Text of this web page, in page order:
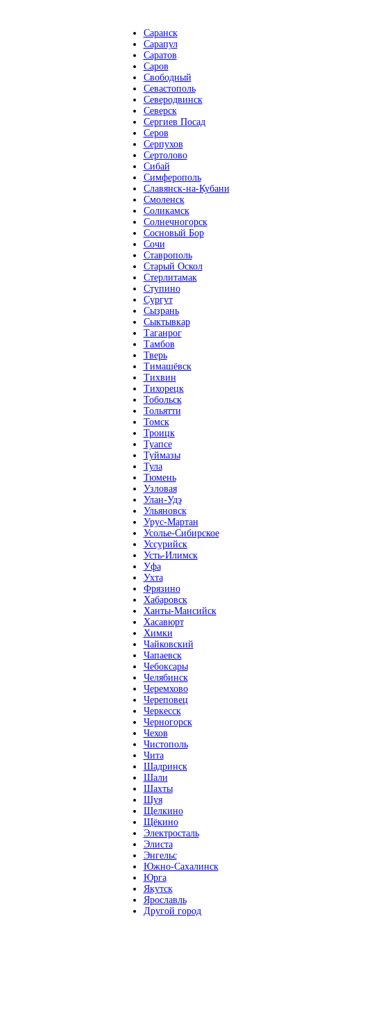
Саранск
Сарапул
Саратов
Саров
Свободный
Севастополь
Северодвинск
Северск
Сергиев Посад
Серов
Серпухов
Сертолово
Сибай
Симферополь
Славянск-на-Кубани
Смоленск
Соликамск
Солнечногорск
Сосновый Бор
Сочи
Ставрополь
Старый Оскол
Стерлитамак
Ступино
Сургут
Сызрань
Сыктывкар
Таганрог
Тамбов
Тверь
Тимашёвск
Тихвин
Тихорецк
Тобольск
Тольятти
Томск
Троицк
Туапсе
Туймазы
Тула
Тюмень
Узловая
Улан-Удэ
Ульяновск
Урус-Мартан
Усолье-Сибирское
Уссурийск
Усть-Илимск
Уфа
Ухта
Фрязино
Хабаровск
Ханты-Мансийск
Хасавюрт
Химки
Чайковский
Чапаевск
Чебоксары
Челябинск
Черемхово
Череповец
Черкесск
Черногорск
Чехов
Чистополь
Чита
Шадринск
Шали
Шахты
Шуя
Щелкино
Щёкино
Электросталь
Элиста
Энгельс
Южно-Сахалинск
Юрга
Якутск
Ярославль
Другой город